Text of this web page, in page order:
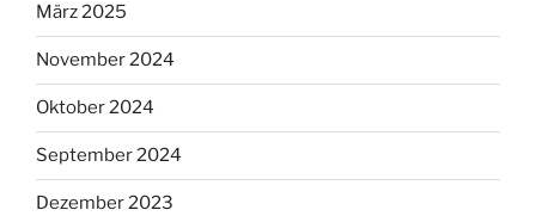
März 2025
November 2024
Oktober 2024
September 2024
Dezember 2023